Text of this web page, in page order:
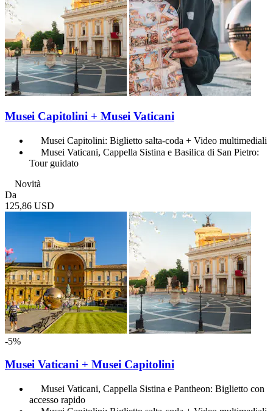
Musei Capitolini + Musei Vaticani
Musei Capitolini: Biglietto salta-coda + Video multimediali
Musei Vaticani, Cappella Sistina e Basilica di San Pietro:
Tour guidato
Novità
Da
125,86 USD
-5%
Musei Vaticani + Musei Capitolini
Musei Vaticani, Cappella Sistina e Pantheon: Biglietto con
accesso rapido